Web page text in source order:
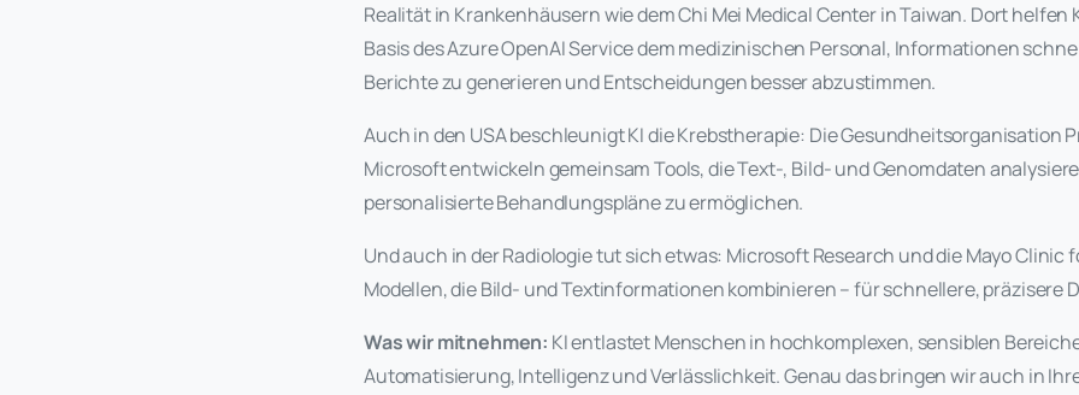
Realität in Krankenhäusern wie dem Chi Mei Medical Center in Taiwan. Dort
Basis des Azure OpenAI Service dem medizinischen Personal, Informationen
Berichte zu generieren und Entscheidungen besser abzustimmen.
Auch in den USA beschleunigt KI die Krebstherapie: Die Gesundheitsorganisation
Microsoft entwickeln gemeinsam Tools, die Text-, Bild- und Genomdaten
personalisierte Behandlungspläne zu ermöglichen.
Und auch in der Radiologie tut sich etwas: Microsoft Research und die Mayo Clinic
Modellen, die Bild- und Textinformationen kombinieren – für schnellere, präzisere
Was wir mitnehmen: KI entlastet Menschen in hochkomplexen, sensiblen
Automatisierung, Intelligenz und Verlässlichkeit. Genau das bringen wir auch in